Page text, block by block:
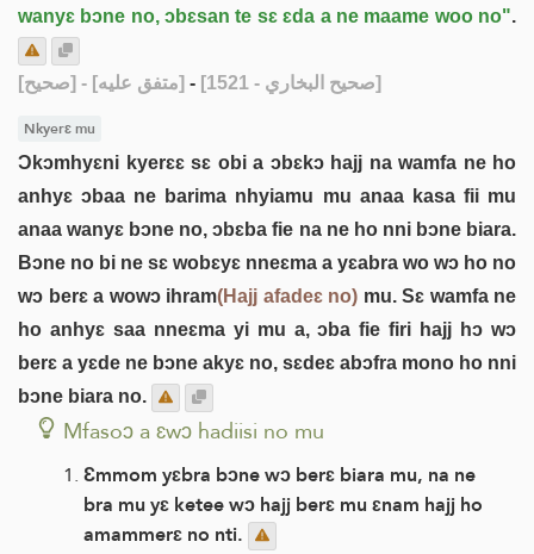
wanyɛ bɔne no, ɔbɛsan te sɛ ɛda a ne maame woo no".
[صحيح] - [متفق عليه] - [صحيح البخاري - 1521]
Nkyerɛ mu
Ɔkɔmhyɛni kyerɛɛ sɛ obi a ɔbɛkɔ hajj na wamfa ne ho
anhyɛ ɔbaa ne barima nhyiamu mu anaa kasa fii mu
anaa wanyɛ bɔne no, ɔbɛba fie na ne ho nni bɔne biara.
Bɔne no bi ne sɛ wobɛyɛ nneɛma a yɛabra wo wɔ ho no
wɔ berɛ a wowɔ ihram(Hajj afadeɛ no) mu. Sɛ wamfa ne
ho anhyɛ saa nneɛma yi mu a, ɔba fie firi hajj hɔ wɔ
berɛ a yɛde ne bɔne akyɛ no, sɛdeɛ abɔfra mono ho nni
bɔne biara no.
Mfasoɔ a ɛwɔ hadiisi no mu
Ɛmmom yɛbra bɔne wɔ berɛ biara mu, na ne
bra mu yɛ ketee wɔ hajj berɛ mu ɛnam hajj ho
amammerɛ no nti.